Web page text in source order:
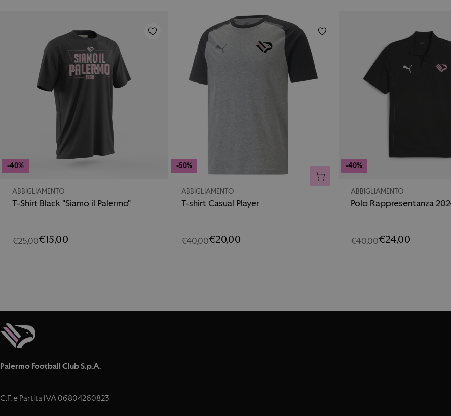
-40%
ABBIGLIAMENTO
T-Shirt Black "Siamo il Palermo"
€25,00€15,00
-50%
AGGIUNGI AL CARRELLO
ABBIGLIAMENTO
T-shirt Casual Player
€40,00€20,00
-40%
ABBIGLIAMENTO
Polo Rappresentanza
€40,00€24,00
Palermo Football Club S.p.A.
C.F. e Partita IVA 06804260823